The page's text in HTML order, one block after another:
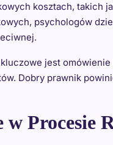
kosztach, takich
psychologów
jest
Dobry prawnik
Procesie